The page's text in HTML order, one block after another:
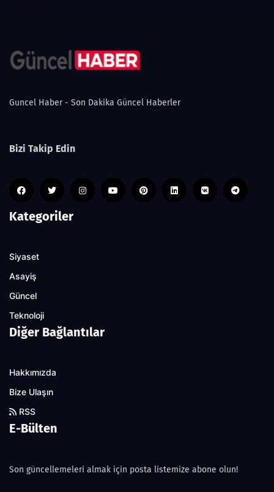
Guncel Haber - Son Dakika Güncel Haberler
Bizi Takip Edin
Kategoriler
Siyaset
Asayiş
Güncel
Teknoloji
Diğer Bağlantılar
Hakkımızda
Bize Ulaşın
RSS
E-Bülten
Son güncellemeleri almak için posta listemize abone olun!